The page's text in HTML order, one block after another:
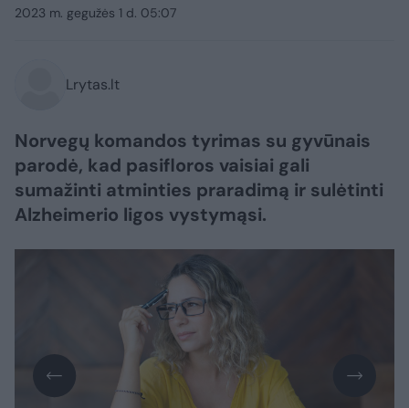
2023 m. gegužės 1 d. 05:07
Lrytas.lt
Norvegų komandos tyrimas su gyvūnais
parodė, kad pasifloros vaisiai gali
sumažinti atminties praradimą ir sulėtinti
Alzheimerio ligos vystymąsi.